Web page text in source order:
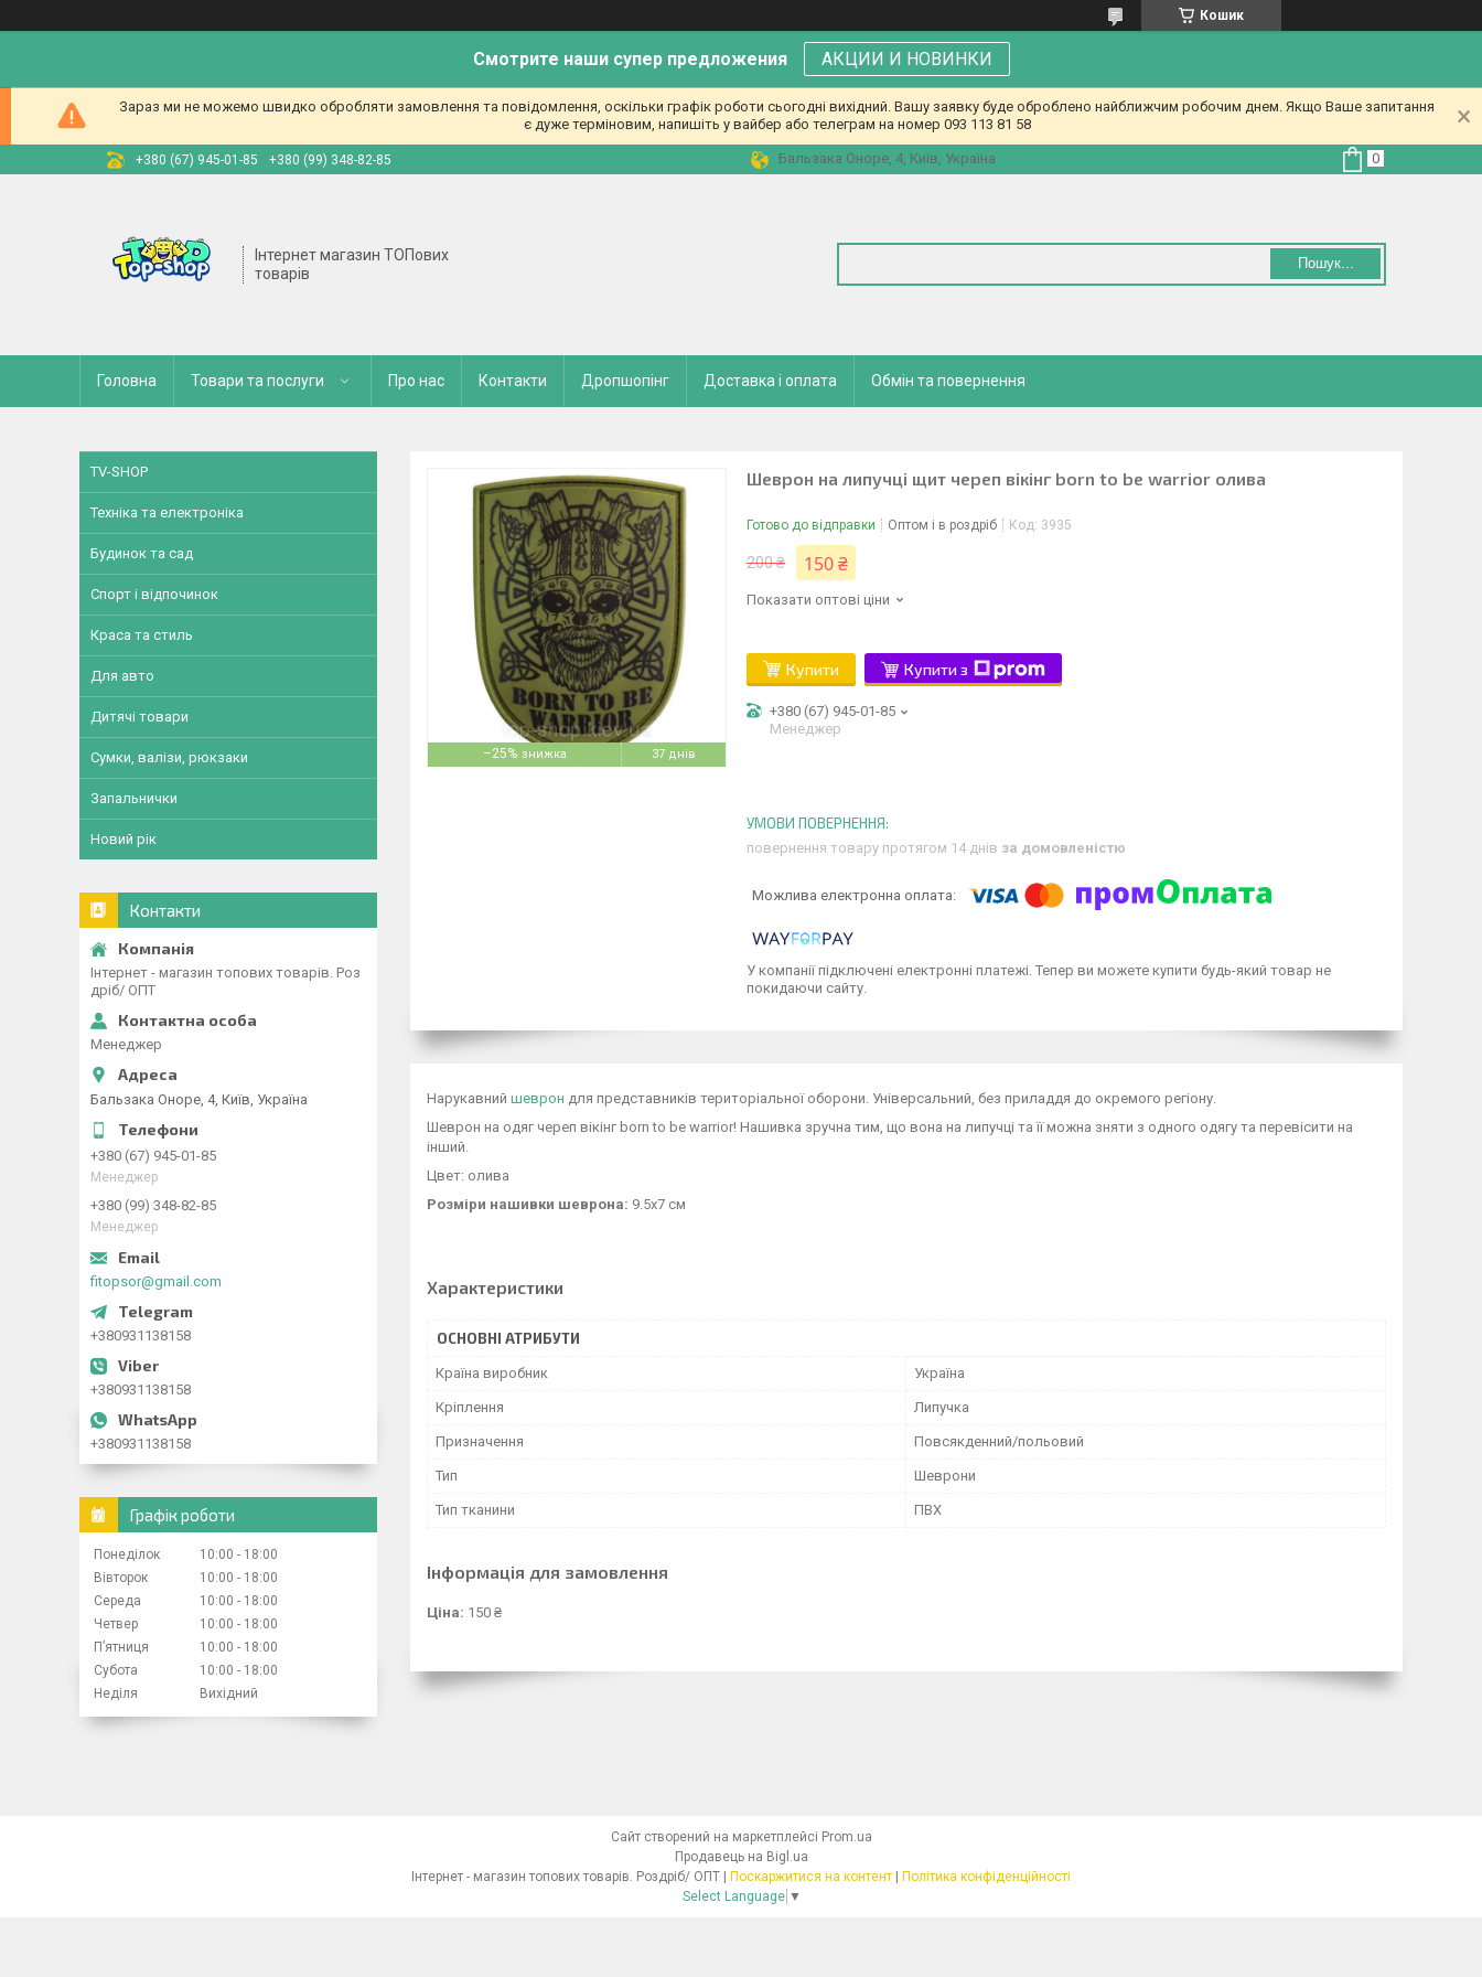
Кошик
Смотрите наши супер предложения АКЦИИ И НОВИНКИ
Зараз ми не можемо швидко обробляти замовлення та повідомлення, оскільки графік роботи сьогодні вихідний. Вашу заявку буде оброблено найближчим робочим днем. Якщо Ваше запитання
є дуже терміновим, напишіть у вайбер або телеграм на номер 093 113 81 58
+380 (67) 945-01-85 +380 (99) 348-82-85 Бальзака Оноре, 4, Київ, Україна
Інтернет магазин ТОПових
товарів
Пошук...
Головна Товари та послуги Про нас Контакти Дропшопінг Доставка і оплата Обмін та повернення
–25% 37 днів
Шеврон на липучці щит череп вікінг born to be warrior олива
Готово до відправки Оптом і в роздріб Код: 3935
200 ₴ 150 ₴
Показати оптові ціни
Купити Купити з
+380 (67) 945-01-85
Менеджер
повернення товару протягом 14 днів за домовленістю
У компанії підключені електронні платежі. Тепер ви можете купити будь-який товар не
покидаючи сайту.
Нарукавний шеврон для представників територіальної оборони. Універсальний, без приладдя до окремого регіону.
Шеврон на одяг череп вікінг born to be warrior! Нашивка зручна тим, що вона на липучці та її можна зняти з одного одягу та перевісити на
інший.
Цвет: олива
Розміри нашивки шеврона: 9.5х7 см
Характеристики
ОСНОВНІ АТРИБУТИ
Країна виробник Україна
Кріплення Липучка
Призначення Повсякденний/польовий
Тип Шеврони
Тип тканини ПВХ
Інформація для замовлення
Ціна: 150 ₴
TV-SHOP
Техніка та електроніка
Будинок та сад
Спорт і відпочинок
Краса та стиль
Для авто
Дитячі товари
Сумки, валізи, рюкзаки
Запальнички
Новий рік
Контакти
Інтернет - магазин топових товарів. Роз
дріб/ ОПТ
Менеджер
Бальзака Оноре, 4, Київ, Україна
+380 (67) 945-01-85
Менеджер
+380 (99) 348-82-85
Менеджер
fitopsor@gmail.com
+380931138158
+380931138158
+380931138158
Графік роботи
Понеділок 10:00
18:00
Вівторок
10:00
18:00
Середа
10:00
18:00
Четвер
10:00
18:00
Пʼятниця
10:00
18:00
Субота
10:00
18:00
Неділя
Вихідний
Сайт створений на маркетплейсі Prom.ua
Продавець на Bigl.ua
Інтернет - магазин топових товарів. Роздріб/ ОПТ | Поскаржитися на контент | Політика конфіденційності
Select Language ▼